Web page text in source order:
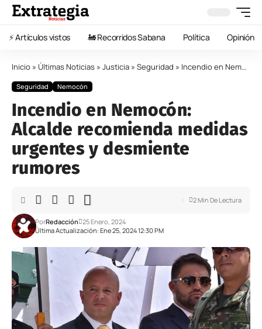
⚡️ Artículos vistos 🚂 Recorridos Sabana Política Opinión
Inicio » Últimas Noticias » Justicia » Seguridad » Incendio en Nemocón: Alcalde recomienda medidas urgentes y desmiente rumores
Seguridad Nemocón
Incendio en Nemocón:
Alcalde recomienda medidas
urgentes y desmiente
rumores
Última Actualización: Ene 25, 2024 12:30 PM
PorRedacción 25 Enero, 2024
2 Min De Lectura